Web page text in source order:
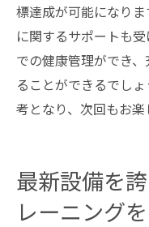
標達成が可能になり
に関するサポートも
での健康管理ができ
ることができるでし
考となり、次回もお楽
最新設備を
レーニングを